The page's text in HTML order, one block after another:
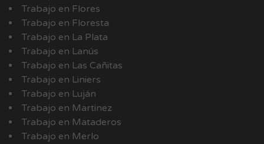
Trabajo en Flores
Trabajo en Floresta
Trabajo en La Plata
Trabajo en Lanús
Trabajo en Las Cañitas
Trabajo en Liniers
Trabajo en Luján
Trabajo en Martinez
Trabajo en Mataderos
Trabajo en Merlo